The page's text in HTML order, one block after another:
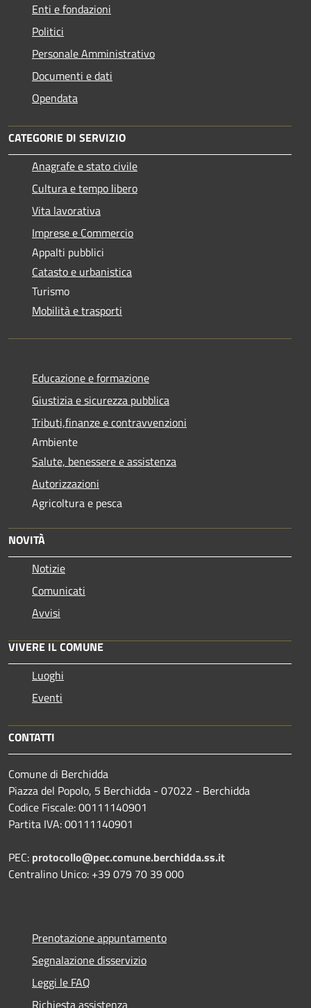
Enti e fondazioni
Politici
Personale Amministrativo
Documenti e dati
Opendata
CATEGORIE DI SERVIZIO
Anagrafe e stato civile
Cultura e tempo libero
Vita lavorativa
Imprese e Commercio
Appalti pubblici
Catasto e urbanistica
Turismo
Mobilità e trasporti
Educazione e formazione
Giustizia e sicurezza pubblica
Tributi,finanze e contravvenzioni
Ambiente
Salute, benessere e assistenza
Autorizzazioni
Agricoltura e pesca
NOVITÀ
Notizie
Comunicati
Avvisi
VIVERE IL COMUNE
Luoghi
Eventi
CONTATTI
Comune di Berchidda
Piazza del Popolo, 5 Berchidda - 07022 - Berchidda
Codice Fiscale: 00111140901
Partita IVA: 00111140901
PEC: protocollo@pec.comune.berchidda.ss.it
Centralino Unico: +39 079 70 39 000
Prenotazione appuntamento
Segnalazione disservizio
Leggi le FAQ
Richiesta assistenza